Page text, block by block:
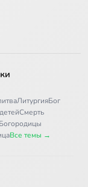
ЛитургияБог
Смерть
Все темы →